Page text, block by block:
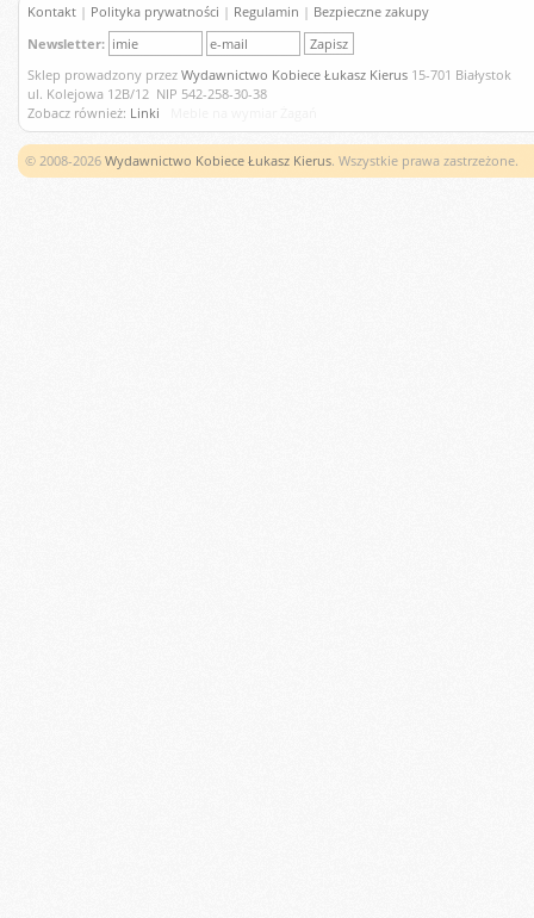
Kontakt | Polityka prywatności | Regulamin | Bezpieczne zakupy
Newsletter:
Sklep prowadzony przez Wydawnictwo Kobiece Łukasz Kierus 15-701 Białystok
ul. Kolejowa 12B/12 NIP 542-258-30-38
Zobacz również: Linki
© 2008-2026 Wydawnictwo Kobiece Łukasz Kierus. Wszystkie prawa zastrzeżone.